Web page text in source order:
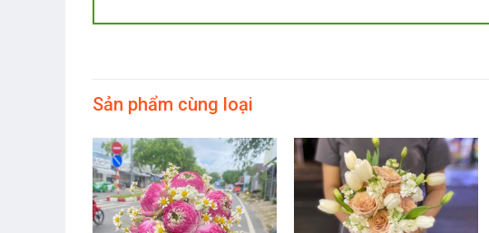
Sản phẩm cùng loại